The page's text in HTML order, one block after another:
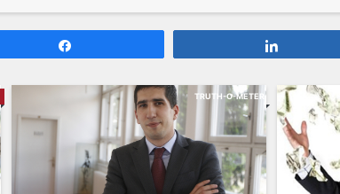
TRUTH-O-METER